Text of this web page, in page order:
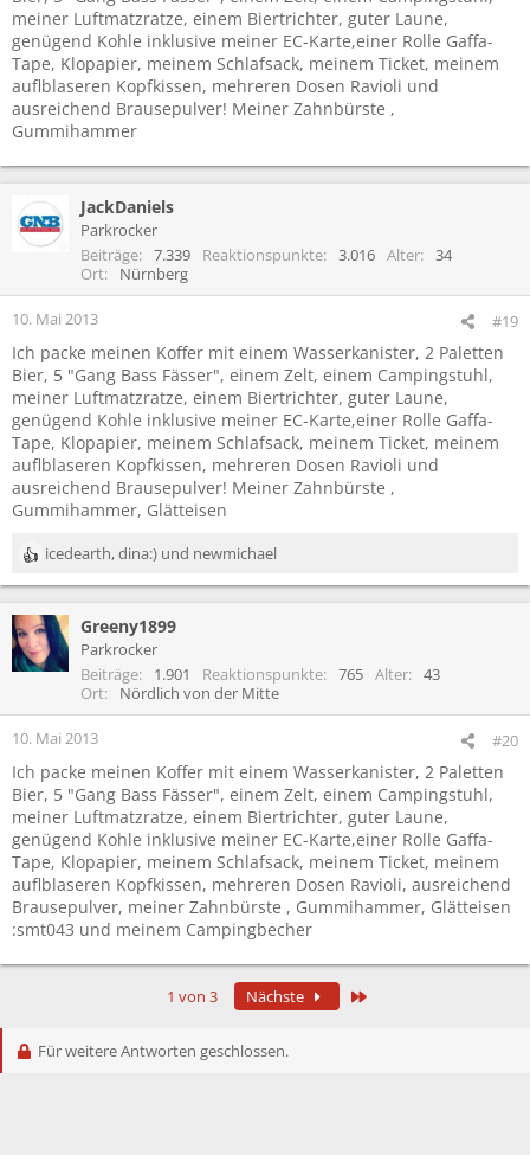
meiner Luftmatzratze, einem Biertrichter, guter Laune,
genügend Kohle inklusive meiner EC-Karte,einer Rolle Gaffa-
Tape, Klopapier, meinem Schlafsack, meinem Ticket, meinem
auflblaseren Kopfkissen, mehreren Dosen Ravioli und
ausreichend Brausepulver! Meiner Zahnbürste ,
Gummihammer
JackDaniels
Parkrocker
Beiträge
7.339 Reaktionspunkte 3.016 Alter
34
Ort
Nürnberg
10. Mai 2013 #19
Ich packe meinen Koffer mit einem Wasserkanister, 2 Paletten
Bier, 5 "Gang Bass Fässer", einem Zelt, einem Campingstuhl,
meiner Luftmatzratze, einem Biertrichter, guter Laune,
genügend Kohle inklusive meiner EC-Karte,einer Rolle Gaffa-
Tape, Klopapier, meinem Schlafsack, meinem Ticket, meinem
auflblaseren Kopfkissen, mehreren Dosen Ravioli und
ausreichend Brausepulver! Meiner Zahnbürste ,
Gummihammer, Glätteisen
R
e
k
t
i
n
e
:
icedearth,dina:) und newmichael
Greeny1899
Parkrocker
Beiträge
1.901 Reaktionspunkte 765 Alter
43
Ort
Nördlich von der Mitte
10. Mai 2013 #20
Ich packe meinen Koffer mit einem Wasserkanister, 2 Paletten
Bier, 5 "Gang Bass Fässer", einem Zelt, einem Campingstuhl,
meiner Luftmatzratze, einem Biertrichter, guter Laune,
genügend Kohle inklusive meiner EC-Karte,einer Rolle Gaffa-
Tape, Klopapier, meinem Schlafsack, meinem Ticket, meinem
auflblaseren Kopfkissen, mehreren Dosen Ravioli, ausreichend
Brausepulver, meiner Zahnbürste , Gummihammer, Glätteisen
:smt043 und meinem Campingbecher
1 von 3 Nächste
Für weitere Antworten geschlossen.